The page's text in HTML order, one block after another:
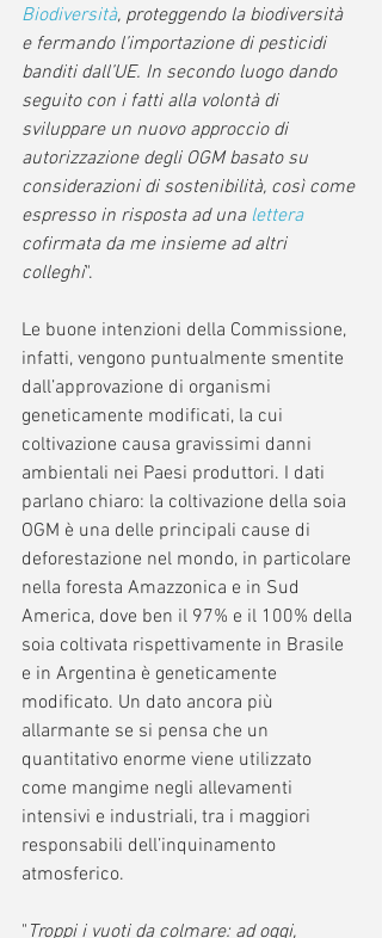
Biodiversità, proteggendo la biodiversità
e fermando l’importazione di pesticidi
banditi dall’UE. In secondo luogo dando
seguito con i fatti alla volontà di
sviluppare un nuovo approccio di
autorizzazione degli OGM basato su
considerazioni di sostenibilità, così come
espresso in risposta ad una lettera
cofirmata da me insieme ad altri
colleghi".
Le buone intenzioni della Commissione,
infatti, vengono puntualmente smentite
dall’approvazione di organismi
geneticamente modificati, la cui
coltivazione causa gravissimi danni
ambientali nei Paesi produttori. I dati
parlano chiaro: la coltivazione della soia
OGM è una delle principali cause di
deforestazione nel mondo, in particolare
nella foresta Amazzonica e in Sud
America, dove ben il 97% e il 100% della
soia coltivata rispettivamente in Brasile
e in Argentina è geneticamente
modificato. Un dato ancora più
allarmante se si pensa che un
quantitativo enorme viene utilizzato
come mangime negli allevamenti
intensivi e industriali, tra i maggiori
responsabili dell’inquinamento
atmosferico.
" Troppi i vuoti da colmare: ad oggi,